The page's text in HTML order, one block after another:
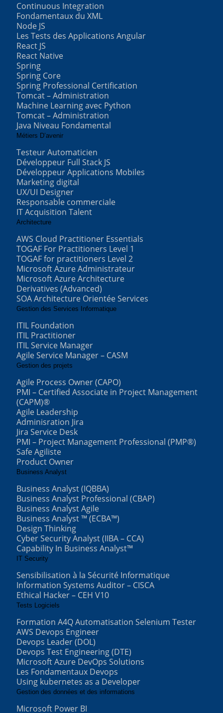
Continuous Integration
Fondamentaux du XML
Node JS
Les Tests des Applications Angular
React JS
React Native
Spring
Spring Core
Spring Professional Certification
Tomcat – Administration
Machine Learning avec Python
Tomcat – Administration
Java Niveau Fondamental
Métiers D’avenir
Testeur Automaticien
Développeur Full Stack JS
Développeur Applications Mobiles
Marketing digital
UX/UI Designer
Responsable commerciale
IT Acquisition Talent
Architecture
AWS Cloud Practitioner Essentials
TOGAF For Practitioners Level 1
TOGAF for practitioners Level 2
Microsoft Azure Administrateur
Microsoft Azure Architecture
Derivatives (Advanced)
SOA Architecture Orientée Services
Gestion des Services Informatique
ITIL Foundation
ITIL Practitioner
ITIL Service Manager
Agile Service Manager – CASM
Gestion des projets
Agile Process Owner (CAPO)
PMI – Certified Associate in Project Management
(CAPM)®
Agile Leadership
Adminisration Jira
Jira Service Desk
PMI – Project Management Professional (PMP®)
Safe Agiliste
Product Owner
Business Analyst
Business Analyst (IQBBA)
Business Analyst Professional (CBAP)
Business Analyst Agile
Business Analyst ™ (ECBA™)
Design Thinking
Cyber Security Analyst (IIBA – CCA)
Capability In Business Analyst™
IT Security
Sensibilisation à la Sécurité Informatique
Information Systems Auditor – CISCA
Ethical Hacker – CEH V10
Tests Logiciels
Formation A4Q Automatisation Selenium Tester
AWS Devops Engineer
Devops Leader (DOL)
Devops Test Engineering (DTE)
Microsoft Azure DevOps Solutions
Les Fondamentaux Devops
Using kubernetes as a Developer
Gestion des données et des informations
Microsoft Power BI